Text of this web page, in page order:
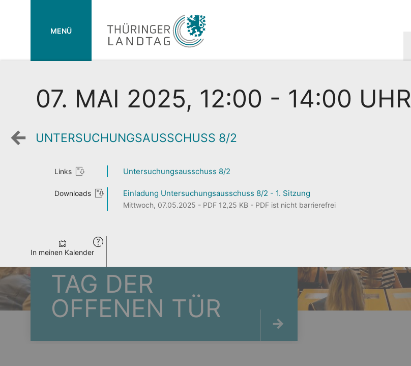
MENÜ
Zurück
zur
07. MAI 2025, 12:00 - 14:00 UHR
UNTERSUCHUNGSAUSSCHUSS 8/2
Links Untersuchungsausschuss 8/2
Downloads Einladung Untersuchungsausschuss 8/2 - 1. Sitzung
Mittwoch, 07.05.2025 - PDF 12,25 KB - PDF ist nicht barrierefrei
In meinen Kalender
TAG DER
OFFENEN TÜR